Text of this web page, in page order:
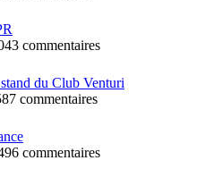
3 commentaires
du Club Venturi
7 commentaires
6 commentaires